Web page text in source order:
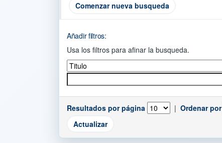
Comenzar nueva busqueda
Añadir filtros:
Usa los filtros para afinar la busqueda.
Resultados por página | Ordenar por